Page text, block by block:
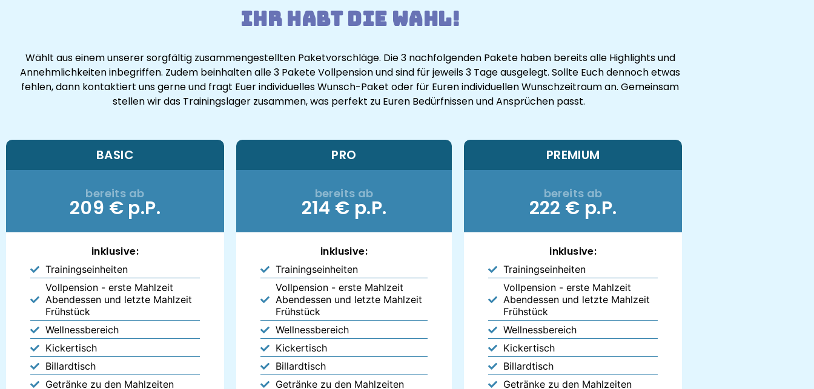
Ihr habt die Wahl!
Wählt aus einem unserer sorgfältig zusammengestellten Paketvorschläge. Die 3 nachfolgenden Pakete haben bereits alle Highlights und
Annehmlichkeiten inbegriffen. Zudem beinhalten alle 3 Pakete Vollpension und sind für jeweils 3 Tage ausgelegt. Sollte Euch dennoch etwas
fehlen, dann kontaktiert uns gerne und fragt Euer individuelles Wunsch-Paket oder für Euren individuellen Wunschzeitraum an. Gemeinsam
stellen wir das Trainingslager zusammen, was perfekt zu Euren Bedürfnissen und Ansprüchen passt.
BASIC
bereits ab
209 € p.P.
inklusive:
Trainingseinheiten
Vollpension - erste Mahlzeit
Abendessen und letzte Mahlzeit
Frühstück
Wellnessbereich
Kickertisch
Billardtisch
Getränke zu den Mahlzeiten
PRO
bereits ab
214 € p.P.
inklusive:
Trainingseinheiten
Vollpension - erste Mahlzeit
Abendessen und letzte Mahlzeit
Frühstück
Wellnessbereich
Kickertisch
Billardtisch
Getränke zu den Mahlzeiten
PREMIUM
bereits ab
222 € p.P.
inklusive:
Trainingseinheiten
Vollpension - erste Mahlzeit
Abendessen und letzte Mahlzeit
Frühstück
Wellnessbereich
Kickertisch
Billardtisch
Getränke zu den Mahlzeiten